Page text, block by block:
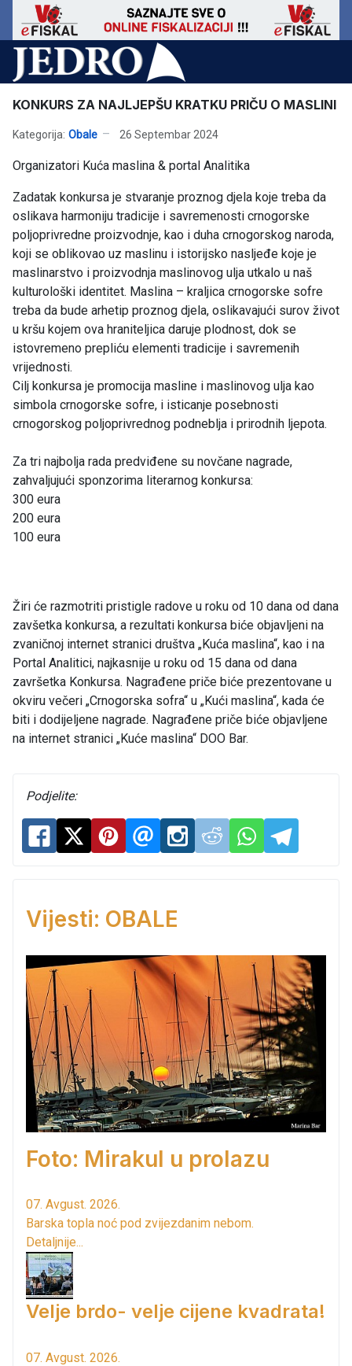
KONKURS ZA NAJLJEPŠU KRATKU PRIČU O MASLINI
Kategorija: Obale 26 Septembar 2024
Organizatori Kuća maslina & portal Analitika
Zadatak konkursa je stvaranje proznog djela koje treba da
oslikava harmoniju tradicije i savremenosti crnogorske
poljoprivredne proizvodnje, kao i duha crnogorskog naroda,
koji se oblikovao uz maslinu i istorijsko nasljeđe koje je
maslinarstvo i proizvodnja maslinovog ulja utkalo u naš
kulturološki identitet. Maslina – kraljica crnogorske sofre
treba da bude arhetip proznog djela, oslikavajući surov život
u kršu kojem ova hraniteljica daruje plodnost, dok se
istovremeno prepliću elementi tradicije i savremenih
vrijednosti.
Cilj konkursa je promocija masline i maslinovog ulja kao
simbola crnogorske sofre, i isticanje posebnosti
crnogorskog poljoprivrednog podneblja i prirodnih ljepota.
Za tri najbolja rada predviđene su novčane nagrade,
zahvaljujući sponzorima literarnog konkursa:
300 eura
200 eura
100 eura
Žiri će razmotriti pristigle radove u roku od 10 dana od dana
zavšetka konkursa, a rezultati konkursa biće objavljeni na
zvaničnoj internet stranici društva „Kuća maslina“, kao i na
Portal Analitici, najkasnije u roku od 15 dana od dana
završetka Konkursa. Nagrađene priče biće prezentovane u
okviru večeri „Crnogorska sofra“ u „Kući maslina“, kada će
biti i dodijeljene nagrade. Nagrađene priče biće objavljene
na internet stranici „Kuće maslina“ DOO Bar.
Podjelite:
Vijesti: OBALE
Foto: Mirakul u prolazu
07. Avgust. 2026.
Barska topla noć pod zvijezdanim nebom.
Detaljnije...
Velje brdo- velje cijene kvadrata!
07. Avgust. 2026.